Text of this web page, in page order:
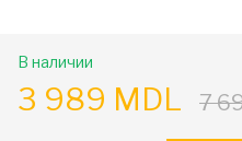
В наличии
3 989 MDL 7